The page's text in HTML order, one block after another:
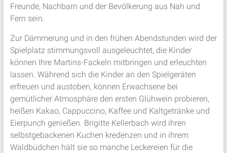
Freunde, Nachbarn und der Bevölkerung aus Nah und
Fern sein.
Zur Dämmerung und in den frühen Abendstunden wird der
Spielplatz stimmungsvoll ausgeleuchtet, die Kinder
können Ihre Martins-Fackeln mitbringen und erleuchten
lassen. Während sich die Kinder an den Spielgeräten
erfreuen und austoben, können Erwachsene bei
gemütlicher Atmosphäre den ersten Glühwein probieren,
heißen Kakao, Cappuccino, Kaffee und Kaltgetränke und
Eierpunch genießen. Brigitte Kellerbach wird ihren
selbstgebackenen Kuchen kredenzen und in ihrem
Waldbüdchen hält sie so manche Leckereien für die